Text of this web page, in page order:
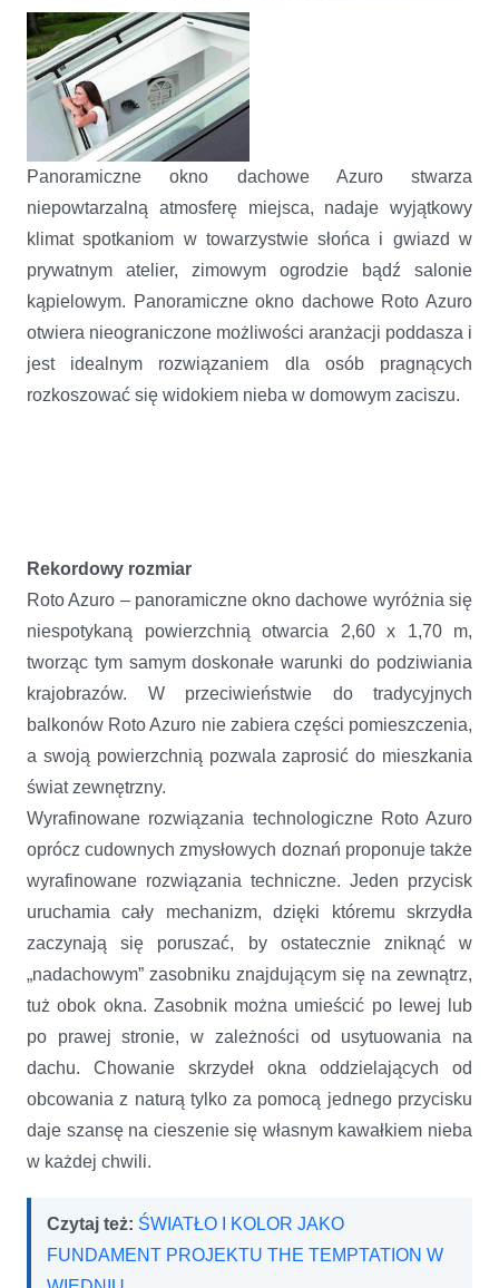
Roto Azuro - poddasze z magią atelier
Panoramiczne okno dachowe Azuro stwarza
niepowtarzalną atmosferę miejsca, nadaje wyjątkowy
klimat spotkaniom w towarzystwie słońca i gwiazd w
prywatnym atelier, zimowym ogrodzie bądź salonie
kąpielowym. Panoramiczne okno dachowe Roto Azuro
otwiera nieograniczone możliwości aranżacji poddasza i
jest idealnym rozwiązaniem dla osób pragnących
rozkoszować się widokiem nieba w domowym zaciszu.
Rekordowy rozmiar
Roto Azuro – panoramiczne okno dachowe wyróżnia się
niespotykaną powierzchnią otwarcia 2,60 x 1,70 m,
tworząc tym samym doskonałe warunki do podziwiania
krajobrazów. W przeciwieństwie do tradycyjnych
balkonów Roto Azuro nie zabiera części pomieszczenia,
a swoją powierzchnią pozwala zaprosić do mieszkania
świat zewnętrzny.
Wyrafinowane rozwiązania technologiczne Roto Azuro
oprócz cudownych zmysłowych doznań proponuje także
wyrafinowane rozwiązania techniczne. Jeden przycisk
uruchamia cały mechanizm, dzięki któremu skrzydła
zaczynają się poruszać, by ostatecznie zniknąć w
„nadachowym” zasobniku znajdującym się na zewnątrz,
tuż obok okna. Zasobnik można umieścić po lewej lub
po prawej stronie, w zależności od usytuowania na
dachu. Chowanie skrzydeł okna oddzielających od
obcowania z naturą tylko za pomocą jednego przycisku
daje szansę na cieszenie się własnym kawałkiem nieba
w każdej chwili.
Czytaj też: ŚWIATŁO I KOLOR JAKO
FUNDAMENT PROJEKTU THE TEMPTATION W